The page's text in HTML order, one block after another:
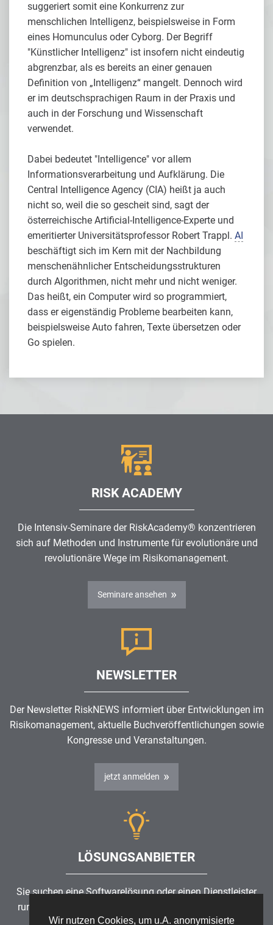
Wir nutzen Cookies, um u.A. anonymisierte
suggeriert somit eine Konkurrenz zur
menschlichen Intelligenz, beispielsweise in Form
eines Homunculus oder Cyborg. Der Begriff
"Künstlicher Intelligenz" ist insofern nicht eindeutig
abgrenzbar, als es bereits an einer genauen
Definition von „Intelligenz“ mangelt. Dennoch wird
er im deutschsprachigen Raum in der Praxis und
auch in der Forschung und Wissenschaft
verwendet.
Dabei bedeutet "Intelligence" vor allem
Informationsverarbeitung und Aufklärung. Die
Central Intelligence Agency (CIA) heißt ja auch
nicht so, weil die so gescheit sind, sagt der
österreichische Artificial-Intelligence-Experte und
emeritierter Universitätsprofessor Robert Trappl. AI
beschäftigt sich im Kern mit der Nachbildung
menschenähnlicher Entscheidungsstrukturen
durch Algorithmen, nicht mehr und nicht weniger.
Das heißt, ein Computer wird so programmiert,
dass er eigenständig Probleme bearbeiten kann,
beispielsweise Auto fahren, Texte übersetzen oder
Go spielen.
RISK ACADEMY
Die Intensiv-Seminare der RiskAcademy® konzentrieren
sich auf Methoden und Instrumente für evolutionäre und
revolutionäre Wege im Risikomanagement.
Seminare ansehen
NEWSLETTER
Der Newsletter RiskNEWS informiert über Entwicklungen im
Risikomanagement, aktuelle Buchveröffentlichungen sowie
Kongresse und Veranstaltungen.
jetzt anmelden
LÖSUNGSANBIETER
Sie suchen eine Softwarelösung oder einen Dienstleister
rund um die Themen
ISMS?